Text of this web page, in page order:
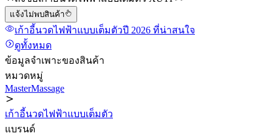
แจ้งไม่พบสินค้า
เก้าอี้นวดไฟฟ้าแบบเต็มตัวปี 2026 ที่น่าสนใจ
ดูทั้งหมด
ข้อมูลจำเพาะของสินค้า
หมวดหมู่
MasterMassage
เก้าอี้นวดไฟฟ้าแบบเต็มตัว
แบรนด์